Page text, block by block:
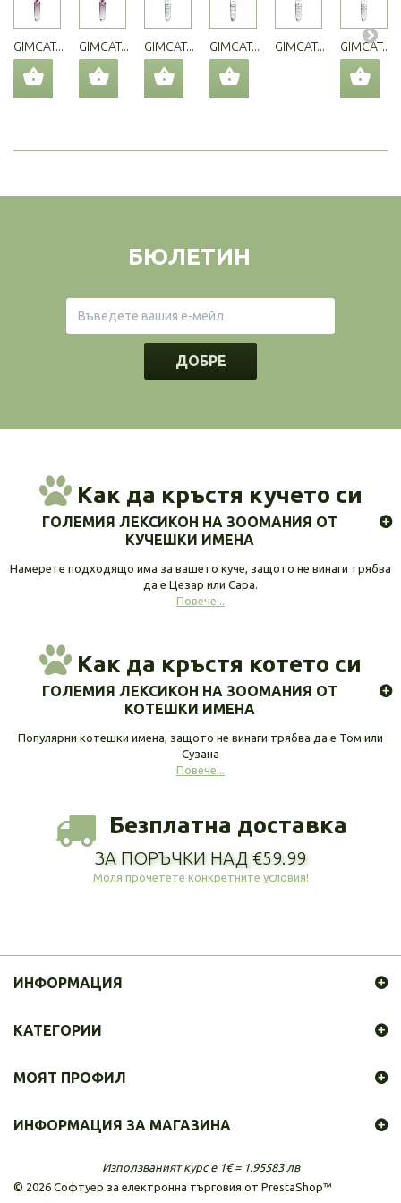
GIMCAT... GIMCAT... GIMCAT... GIMCAT... GIMCAT... GIMCAT...
БЮЛЕТИН
ДОБРЕ
Как да кръстя кучето си
ГОЛЕМИЯ ЛЕКСИКОН НА ЗООМАНИЯ ОТ
КУЧЕШКИ ИМЕНА
Намерете подходящо има за вашето куче, защото не винаги трябва
да е Цезар или Сара.
Повече...
Как да кръстя котето си
ГОЛЕМИЯ ЛЕКСИКОН НА ЗООМАНИЯ ОТ
КОТЕШКИ ИМЕНА
Популярни котешки имена, защото не винаги трябва да е Том или
Сузана
Повече...
Безплатна доставка
ЗА ПОРЪЧКИ НАД €59.99
Моля прочетете конкретните условия!
ИНФОРМАЦИЯ
© 2026 Софтуер за електронна търговия от PrestaShop™
КАТЕГОРИИ
МОЯТ ПРОФИЛ
ИНФОРМАЦИЯ ЗА МАГАЗИНА
Използваният курс е 1€ = 1.95583 лв